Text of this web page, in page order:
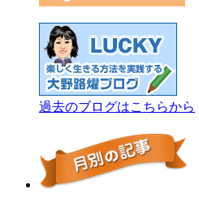
過去のブログはこちらから